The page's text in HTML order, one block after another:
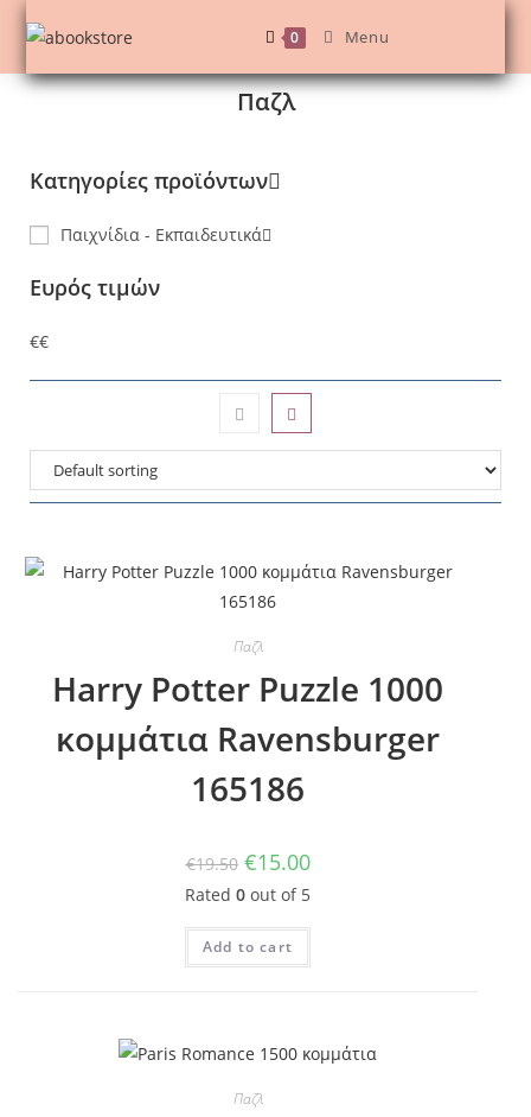
0 Menu
Παζλ
Κατηγορίες προϊόντων
Παιχνίδια - Εκπαιδευτικά
Ευρός τιμών
€€
Παζλ
Harry Potter Puzzle 1000
κομμάτια Ravensburger
165186
€19.50 €15.00
Rated 0 out of 5
Add to cart
Παζλ